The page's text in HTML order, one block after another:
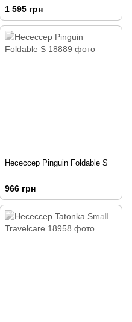
1 595 грн
Несессер Pinguin Foldable S
966 грн